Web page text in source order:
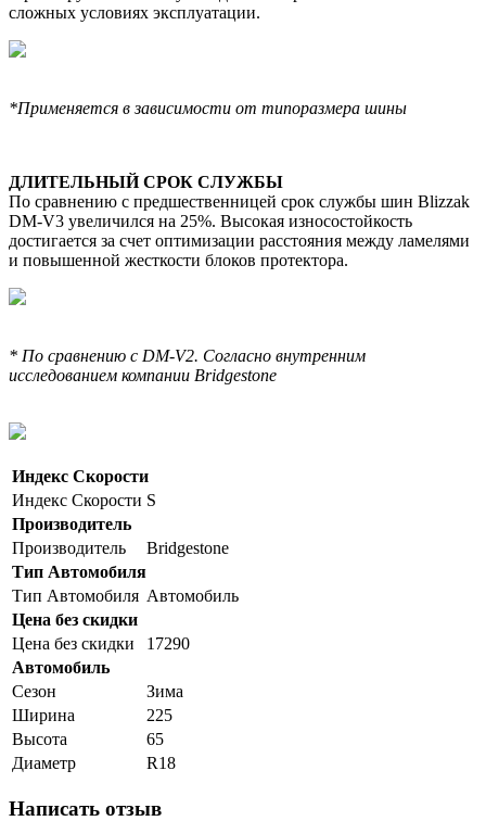
сложных условиях эксплуатации.
*Применяется в зависимости от типоразмера шины
ДЛИТЕЛЬНЫЙ СРОК СЛУЖБЫ
По сравнению с предшественницей срок службы шин Blizzak
DM-V3 увеличился на 25%. Высокая износостойкость
достигается за счет оптимизации расстояния между ламелями
и повышенной жесткости блоков протектора.
* По сравнению с DM-V2. Согласно внутренним
исследованием компании Bridgestone
Индекс Скорости
Индекс Скорости S
Производитель
Производитель
Bridgestone
Тип Автомобиля
Тип Автомобиля Автомобиль
Цена без скидки
Цена без скидки
17290
Автомобиль
Сезон
Зима
Ширина
225
Высота
65
Диаметр
R18
Написать отзыв